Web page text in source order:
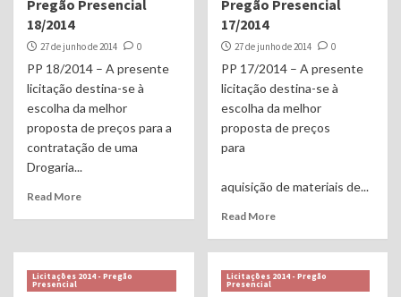
Pregão Presencial
18/2014
27 de junho de 2014 0
PP 18/2014 – A presente
licitação destina-se à
escolha da melhor
proposta de preços para a
contratação de uma
Drogaria...
Read More
Pregão Presencial
17/2014
27 de junho de 2014 0
PP 17/2014 – A presente
licitação destina-se à
escolha da melhor
proposta de preços
para
aquisição de materiais de...
Read More
Licitações 2014 - Pregão
Presencial
Licitações 2014 - Pregão
Presencial